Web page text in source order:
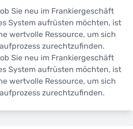
Sie neu im Frankiergeschäft
System aufrüsten möchten, ist
wertvolle Ressource, um sich
zurechtzufinden.
Sie neu im Frankiergeschäft
System aufrüsten möchten, ist
wertvolle Ressource, um sich
zurechtzufinden.